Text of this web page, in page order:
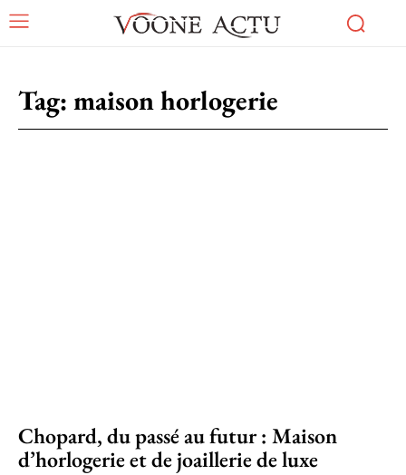
Tag: maison horlogerie
Chopard, du passé au futur : Maison
d’horlogerie et de joaillerie de luxe